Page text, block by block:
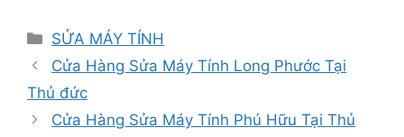
Danh
mục
SỬA MÁY TÍNH
Cửa Hàng Sửa Máy Tính Long Phước Tại
Thủ đức
Cửa Hàng Sửa Máy Tính Phú Hữu Tại Thủ